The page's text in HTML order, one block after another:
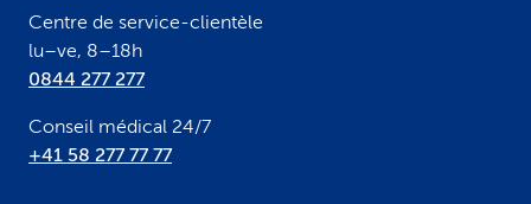
Centre de service-clientèle
lu–ve, 8–18h
0844 277 277
Conseil médical 24/7
+41 58 277 77 77